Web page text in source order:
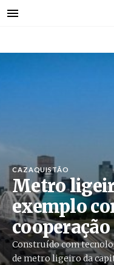
para
CAZAQUISTÃO
Metro
exemplo
cooperação
Construído com
de metro ligeiro da